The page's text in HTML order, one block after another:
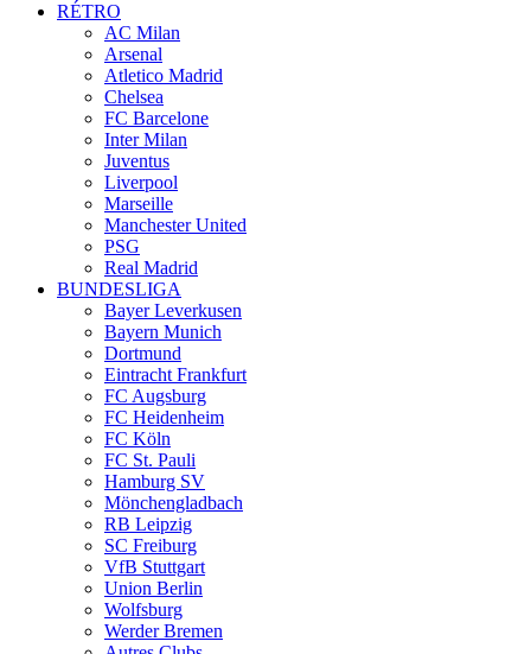
RÉTRO
AC Milan
Arsenal
Atletico Madrid
Chelsea
FC Barcelone
Inter Milan
Juventus
Liverpool
Marseille
Manchester United
PSG
Real Madrid
BUNDESLIGA
Bayer Leverkusen
Bayern Munich
Dortmund
Eintracht Frankfurt
FC Augsburg
FC Heidenheim
FC Köln
FC St. Pauli
Hamburg SV
Mönchengladbach
RB Leipzig
SC Freiburg
VfB Stuttgart
Union Berlin
Wolfsburg
Werder Bremen